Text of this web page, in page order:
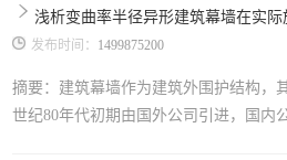
浅析变曲率半径异形建筑幕墙在实际
发布时间： 1499875200
摘要：建筑幕墙作为建筑外围护结构，
世纪80年代初期由国外公司引进，国内